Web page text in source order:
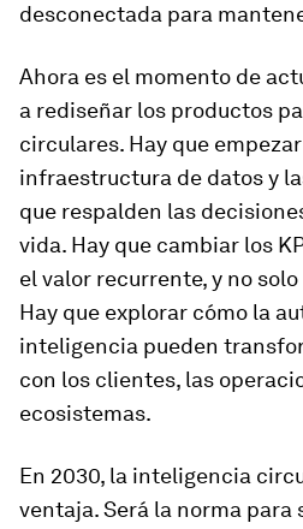
desconectada para
Ahora es el momento de
a rediseñar los productos
circulares. Hay que
infraestructura de datos y
que respalden las
vida. Hay que cambiar los
el valor recurrente, y no
Hay que explorar cómo la
inteligencia pueden
con los clientes, las
ecosistemas.
En 2030, la inteligencia
ventaja. Será la norma para